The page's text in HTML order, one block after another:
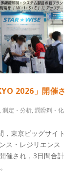
2026」開催さ
,測定・分析,潤滑剤・化
東京ビッグサイト
ス・レジリエンス
催され，3日間合計